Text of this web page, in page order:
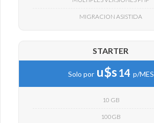
MIGRACION ASISTIDA
STARTER
Solo por u$s 14 p/MES
10 GB
100GB